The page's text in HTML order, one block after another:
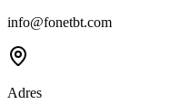
info@fonetbt.com
Adres